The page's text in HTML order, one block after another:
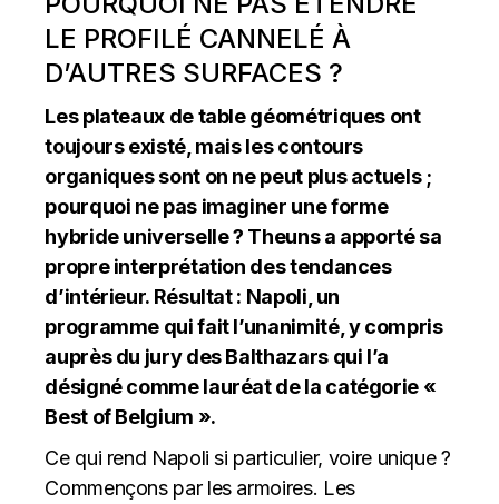
LE PROFILÉ CANNELÉ À
D’AUTRES SURFACES ?
Les plateaux de table géométriques ont
toujours existé, mais les contours
organiques sont on ne peut plus actuels ;
pourquoi ne pas imaginer une forme
hybride universelle ? Theuns a apporté sa
propre interprétation des tendances
d’intérieur. Résultat : Napoli, un
programme qui fait l’unanimité, y compris
auprès du jury des Balthazars qui l’a
désigné comme lauréat de la catégorie «
Best of Belgium ».
Ce qui rend Napoli si particulier, voire unique ?
Commençons par les armoires. Les